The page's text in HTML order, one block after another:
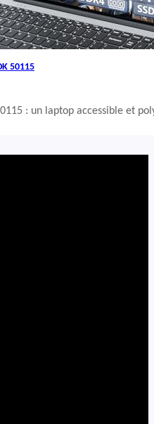
50115
50115 : un laptop accessible